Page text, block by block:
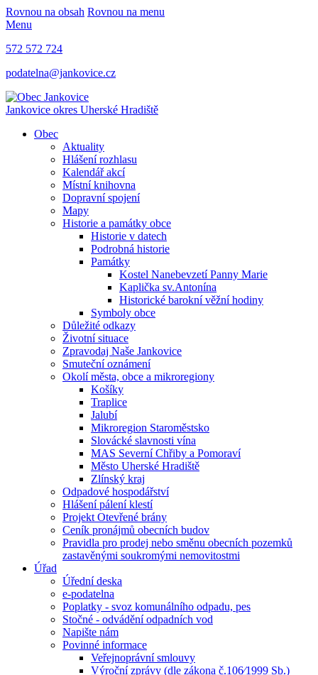
Rovnou na obsah Rovnou na menu
Menu
572 572 724
podatelna@jankovice.cz
Jankovice okres Uherské Hradiště
Obec
Aktuality
Hlášení rozhlasu
Kalendář akcí
Místní knihovna
Dopravní spojení
Mapy
Historie a památky obce
Historie v datech
Podrobná historie
Památky
Kostel Nanebevzetí Panny Marie
Kaplička sv.Antonína
Historické barokní věžní hodiny
Symboly obce
Důležité odkazy
Životní situace
Zpravodaj Naše Jankovice
Smuteční oznámení
Okolí města, obce a mikroregiony
Košíky
Traplice
Jalubí
Mikroregion Staroměstsko
Slovácké slavnosti vína
MAS Severní Chřiby a Pomoraví
Město Uherské Hradiště
Zlínský kraj
Odpadové hospodářství
Hlášení pálení klestí
Projekt Otevřené brány
Ceník pronájmů obecních budov
Pravidla pro prodej nebo směnu obecních pozemků
zastavěnými soukromými nemovitostmi
Úřad
Úřední deska
e-podatelna
Poplatky - svoz komunálního odpadu, pes
Stočné - odvádění odpadních vod
Napište nám
Povinné informace
Veřejnoprávní smlouvy
Výroční zprávy (dle zákona č.106⁄1999 Sb.)